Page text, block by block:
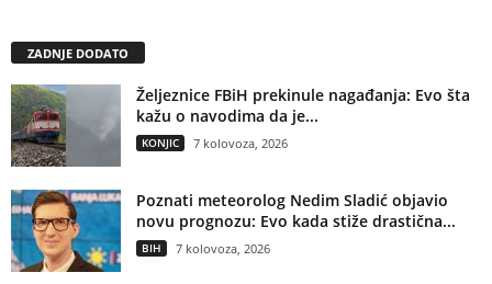
ZADNJE DODATO
Željeznice FBiH prekinule nagađanja: Evo šta
kažu o navodima da je...
KONJIC 7 kolovoza, 2026
Poznati meteorolog Nedim Sladić objavio
novu prognozu: Evo kada stiže drastična...
BIH 7 kolovoza, 2026